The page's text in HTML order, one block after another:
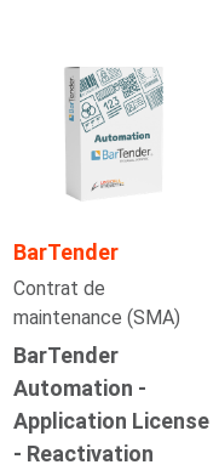
BarTender
Contrat de
maintenance (SMA)
BarTender
Automation -
Application License
- Reactivation